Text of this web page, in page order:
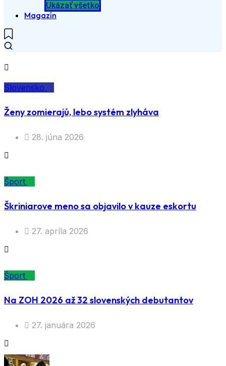
Ukázať všetko
Magazín
Slovensko
Ženy zomierajú, lebo systém zlyháva
28. júna 2026
Šport
Škriniarove meno sa objavilo v kauze eskortu
27. apríla 2026
Šport
Na ZOH 2026 až 32 slovenských debutantov
27. januára 2026